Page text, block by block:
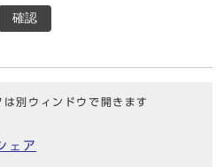
確認
別ウィンドウで開きます
ェア